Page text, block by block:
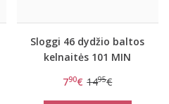
Sloggi 46 dydžio baltos
kelnaitės 101 MIN
790€ 1495€